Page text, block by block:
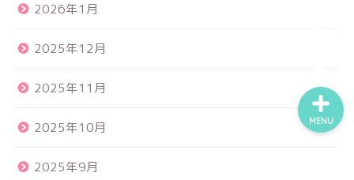
2026年1月
2025年12月
2025年11月
2025年10月
2025年9月
MENU